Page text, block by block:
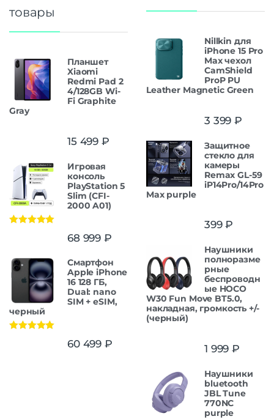
товары
Планшет
Xiaomi
Redmi Pad 2
4/128GB Wi-
Fi Graphite
Gray
15 499 ₽
Игровая
консоль
PlayStation 5
Slim (CFI-
2000 A01)
68 999 ₽
Смартфон
Apple iPhone
16 128 ГБ,
Dual: nano
SIM + eSIM,
черный
60 499 ₽
Nillkin для
iPhone 15 Pro
Max чехол
CamShield
ProP PU
Leather Magnetic Green
3 399 ₽
Защитнoe
cтекло для
камеры
Remax GL-59
iP14Pro/14Pro
Max purple
399₽
Наушники
полноразме
рные
беспроводн
ые HOCO
W30 Fun Move BT5.0,
накладная, громкость +/-
(черный)
1 999 ₽
Наушники
bluetooth
JBL Tune
770NC
purple